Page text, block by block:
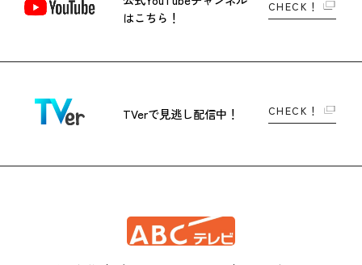
はこちら！
CHECK！
TVerで見逃し配信中！ CHECK！